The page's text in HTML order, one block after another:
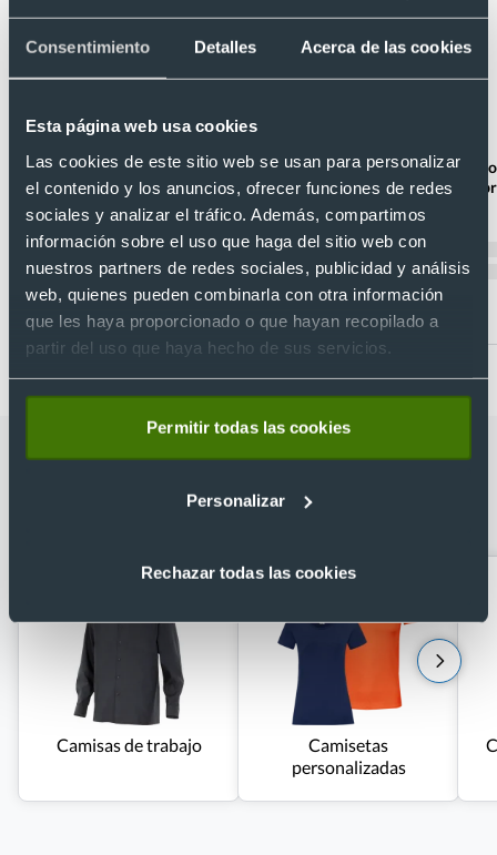
Consentimiento Detalles Acerca de las cookies
Esta página web usa cookies
Las cookies de este sitio web se usan para personalizar
el contenido y los anuncios, ofrecer funciones de redes
sociales y analizar el tráfico. Además, compartimos
información sobre el uso que haga del sitio web con
nuestros partners de redes sociales, publicidad y análisis
web, quienes pueden combinarla con otra información
que les haya proporcionado o que hayan recopilado a
partir del uso que haya hecho de sus servicios.
Permitir todas las cookies
Personalizar
Rechazar todas las cookies
- 15 % Unisex
Chaqueta polar de micropolar en 18
colores dakota Valento 300
Recíbelo
Desde 7,34 €
Chaqueta estilo
deporte al aire
Recíbelo
Desde 10,83 €
Categorías relacionadas con Chaqueta
polar cremallera y bolsillos ARTIC
Camisas de trabajo
Camisetas
personalizadas